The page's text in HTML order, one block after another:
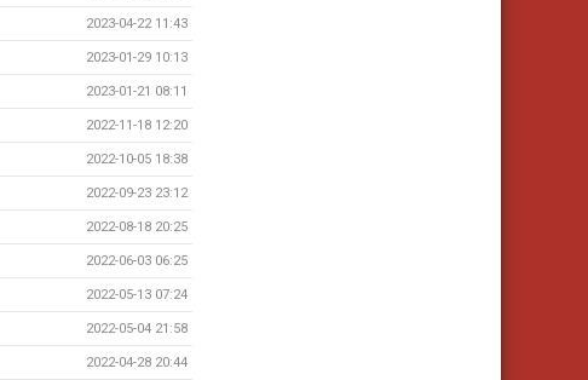
2023-04-22 11:43
2023-01-29 10:13
2023-01-21 08:11
2022-11-18 12:20
2022-10-05 18:38
2022-09-23 23:12
2022-08-18 20:25
2022-06-03 06:25
2022-05-13 07:24
2022-05-04 21:58
2022-04-28 20:44